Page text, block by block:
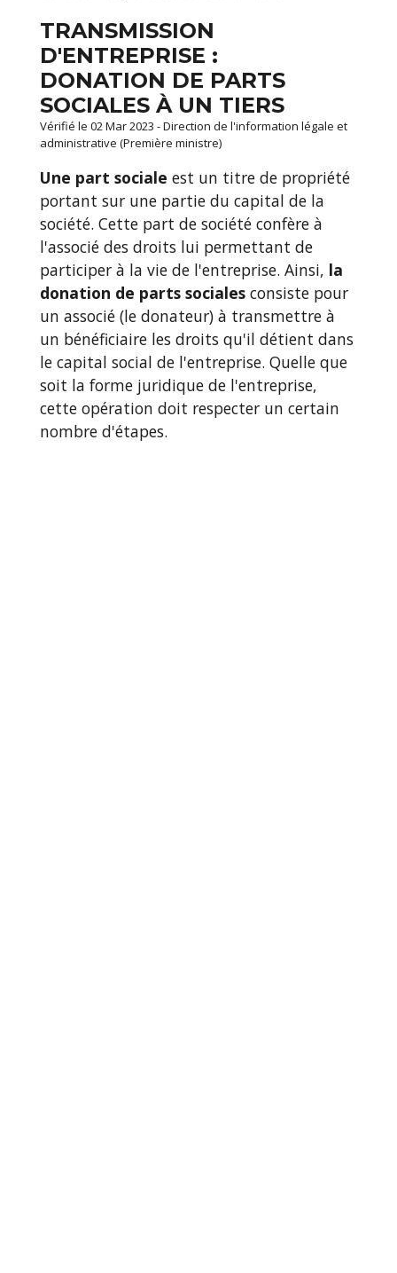
TRANSMISSION
D'ENTREPRISE :
DONATION DE PARTS
SOCIALES À UN TIERS
Vérifié le 02 Mar 2023 - Direction de l'information légale et
administrative (Première ministre)
Une part sociale est un titre de propriété
portant sur une partie du capital de la
société. Cette part de société confère à
l'associé des droits lui permettant de
participer à la vie de l'entreprise. Ainsi, la
donation de parts sociales consiste pour
un associé (le donateur) à transmettre à
un bénéficiaire les droits qu'il détient dans
le capital social de l'entreprise. Quelle que
soit la forme juridique de l'entreprise,
cette opération doit respecter un certain
nombre d'étapes.